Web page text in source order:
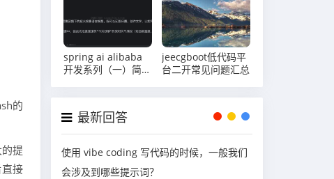
的
提
接
spring ai alibaba
开发系列（一）简单
jeecgboot低代码平
台二开常见问题汇总
最新回答
使用 vibe coding 写代码的时候，一般我们
会涉及到哪些提示词？